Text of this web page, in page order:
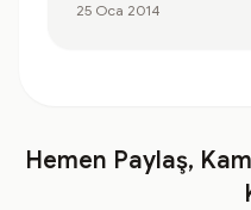
25 Oca 2014
Hemen Paylaş,